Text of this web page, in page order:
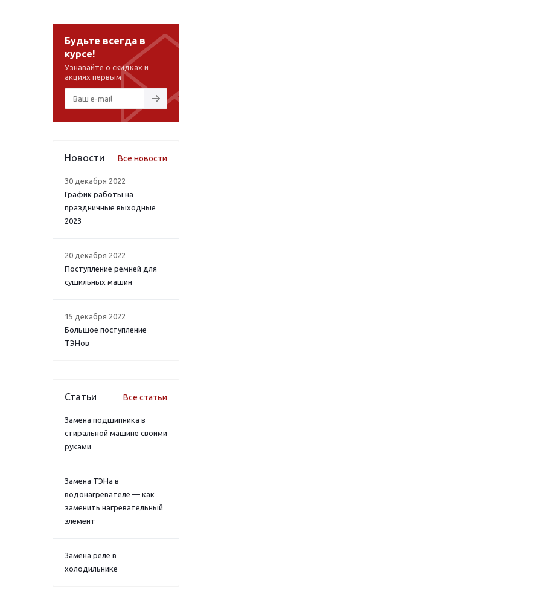
Будьте всегда в
курсе!
Узнавайте о скидках и
акциях первым
Новости Все новости
30 декабря 2022
График работы на
праздничные выходные
2023
20 декабря 2022
Поступление ремней для
сушильных машин
15 декабря 2022
Большое поступление
ТЭНов
Статьи Все статьи
Замена подшипника в
стиральной машине своими
руками
Замена ТЭНа в
водонагревателе — как
заменить нагревательный
элемент
Замена реле в
холодильнике